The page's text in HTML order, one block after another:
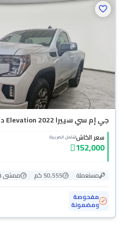
خلال 10 أيام بكل سهولة. والسيارات الجديدة
كاش أو تقسيط، وتحجزها أونلاين، وبتوصلك لين باب
جي إم سي سييرا Elevation 2022 دبل
سعر الكاش(شامل الضريبة)
152,000
مستعملة 50,555 كم
ممشى
مفحوصة
ومضمونة